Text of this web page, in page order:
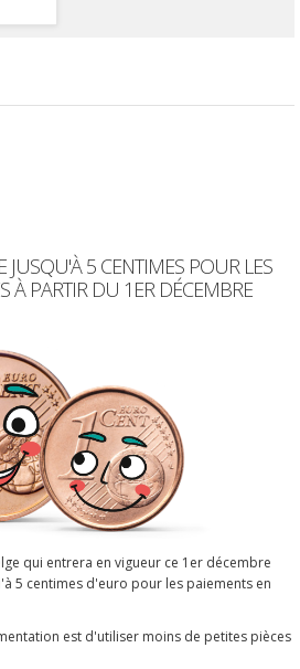
JUSQU'À 5 CENTIMES POUR LES
À PARTIR DU 1ER DÉCEMBRE
qui entrera en vigueur ce 1er décembre
5 centimes d'euro pour les paiements en
est d'utiliser moins de petites pièces